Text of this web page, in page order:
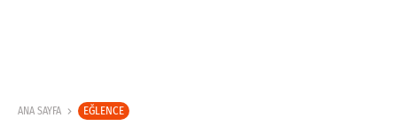
ANA SAYFA EĞLENCE